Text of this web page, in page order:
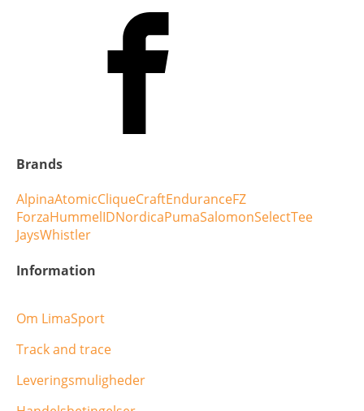
Brands
AlpinaAtomicCliqueCraftEnduranceFZ
ForzaHummelIDNordicaPumaSalomonSelectTee
JaysWhistler
Information
Om LimaSport
Track and trace
Leveringsmuligheder